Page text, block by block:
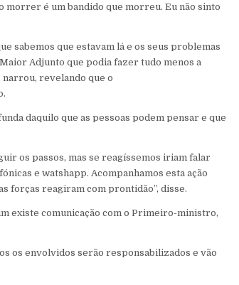
morrer é um bandido que morreu. Eu não sinto
sabemos que estavam lá e os seus problemas
Adjunto que podia fazer tudo menos a
revelando que o
daquilo que as pessoas podem pensar e que
os passos, mas se reagíssemos iriam falar
e watshapp. Acompanhamos esta ação
forças reagiram com prontidão”, disse.
existe comunicação com o Primeiro-ministro,
os envolvidos serão responsabilizados e vão